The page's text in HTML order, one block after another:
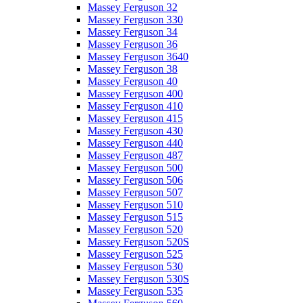
Massey Ferguson 32
Massey Ferguson 330
Massey Ferguson 34
Massey Ferguson 36
Massey Ferguson 3640
Massey Ferguson 38
Massey Ferguson 40
Massey Ferguson 400
Massey Ferguson 410
Massey Ferguson 415
Massey Ferguson 430
Massey Ferguson 440
Massey Ferguson 487
Massey Ferguson 500
Massey Ferguson 506
Massey Ferguson 507
Massey Ferguson 510
Massey Ferguson 515
Massey Ferguson 520
Massey Ferguson 520S
Massey Ferguson 525
Massey Ferguson 530
Massey Ferguson 530S
Massey Ferguson 535